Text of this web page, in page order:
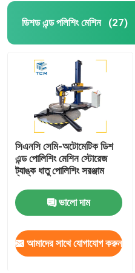
ডিশড এন্ড পলিশিং মেশিন (27)
সিএনসি সেমি-অটোমেটিক ডিশ
এন্ড পোলিশিং মেশিন স্টোরেজ
ট্যাঙ্ক ধাতু পোলিশিং সরঞ্জাম
ভালো দাম
আমাদের সাথে যোগাযোগ করুন